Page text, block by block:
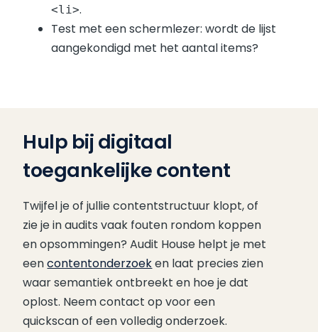
<li>.
Test met een schermlezer: wordt de lijst
aangekondigd met het aantal items?
Hulp bij digitaal
toegankelijke content
Twijfel je of jullie contentstructuur klopt, of
zie je in audits vaak fouten rondom koppen
en opsommingen? Audit House helpt je met
eencontentonderzoeken laat precies zien
waar semantiek ontbreekt en hoe je dat
oplost. Neem contact op voor een
quickscan of een volledig onderzoek.